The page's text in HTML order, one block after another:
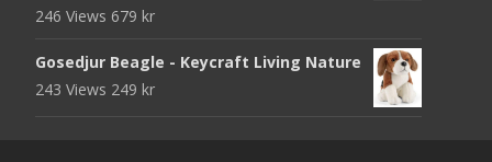
246 Views 679 kr
Gosedjur Beagle - Keycraft Living Nature
243 Views 249 kr